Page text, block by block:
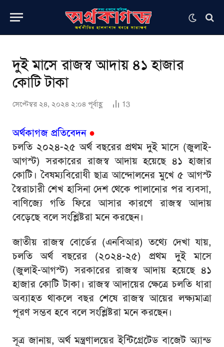
দুই মাসে রাজস্ব আদায় ৪১ হাজার
কোটি টাকা
সেপ্টেম্বর ২৪, ২০২৪ ২:০৪ পূর্বাহ্ণ 13
অর্থকাগজ প্রতিবেদন●
চলতি ২০২৪-২৫ অর্থ বছরের প্রথম দুই মাসে (জুলাই-
আগস্ট) সরকারের রাজস্ব আদায় হয়েছে ৪১ হাজার
কোটি। বৈষম্যবিরোধী ছাত্র আন্দোলনের মুখে ৫ আগস্ট
স্বৈরাচারী শেখ হাসিনা দেশ থেকে পালানোর পর ব্যবসা,
বাণিজ্যে গতি ফিরে আসার কারণে রাজস্ব আদায়
বেড়েছে বলে সংশ্লিষ্টরা মনে করছেন।
জাতীয় রাজস্ব বোর্ডের (এনবিআর) তথ্যে দেখা যায়,
চলতি অর্থ বছরের (২০২৪-২৫) প্রথম দুই মাসে
(জুলাই-আগস্ট) সরকারের রাজস্ব আদায় হয়েছে ৪১
হাজার কোটি টাকা। রাজস্ব আদায়ের ক্ষেত্রে চলতি ধারা
অব্যাহত থাকলে বছর শেষে রাজস্ব আয়ের লক্ষ্যমাত্রা
পূরণ সম্ভব হবে বলে সংশ্লিষ্টরা মনে করছেন।
সূত্র জানায়, অর্থ মন্ত্রণালয়ের ইন্টিগ্রেটেড বাজেট অ্যান্ড